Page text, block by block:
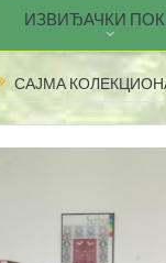
ИЗВИЂАЧКИ
САЈМА